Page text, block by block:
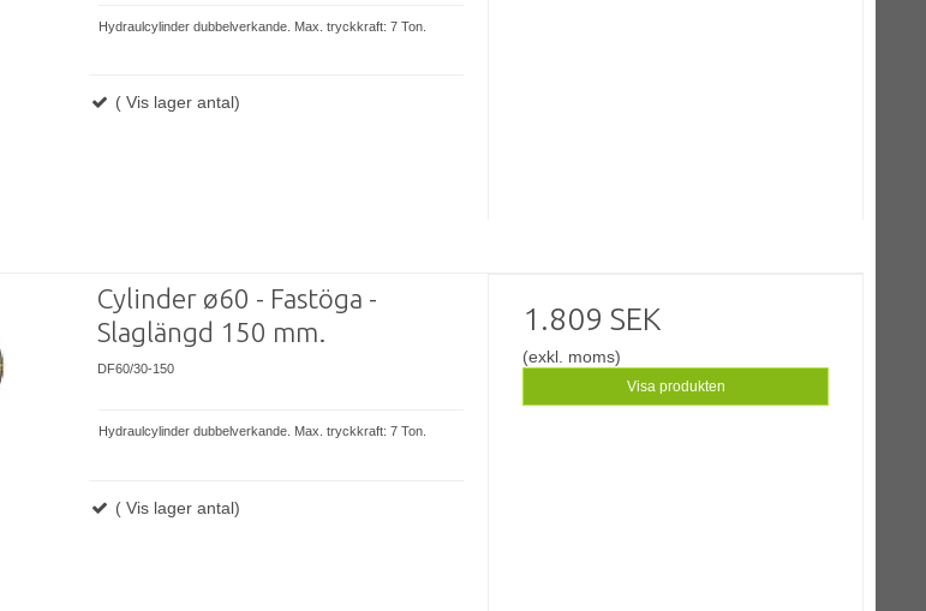
Hydraulcylinder dubbelverkande. Max. tryckkraft: 7 Ton.
( Vis lager antal)
Cylinder ø60 - Fastöga -
Slaglängd 150 mm.
DF60/30-150
Hydraulcylinder dubbelverkande. Max. tryckkraft: 7 Ton.
( Vis lager antal)
1.809 SEK
(exkl. moms)
Visa produkten